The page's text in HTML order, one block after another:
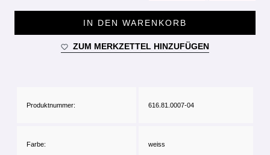
IN DEN WARENKORB
ZUM MERKZETTEL HINZUFÜGEN
Produktnummer: 616.81.0007-04
Farbe: weiss